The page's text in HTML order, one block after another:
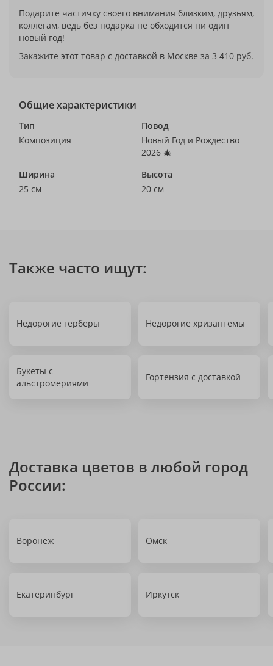
Подарите частичку своего внимания близким, друзьям,
коллегам, ведь без подарка не обходится ни один
новый год!
Закажите этот товар с доставкой в Москве за 3 410 руб.
Общие характеристики
Тип
Композиция
Повод
Новый Год и Рождество
2026 🎄
Ширина
25 см
Высота
20 см
Также часто ищут:
Недорогие герберы Недорогие хризантемы
Букеты с
альстромериями
Гортензия с доставкой
Доставка цветов в любой город
России:
Воронеж Омск
Екатеринбург Иркутск